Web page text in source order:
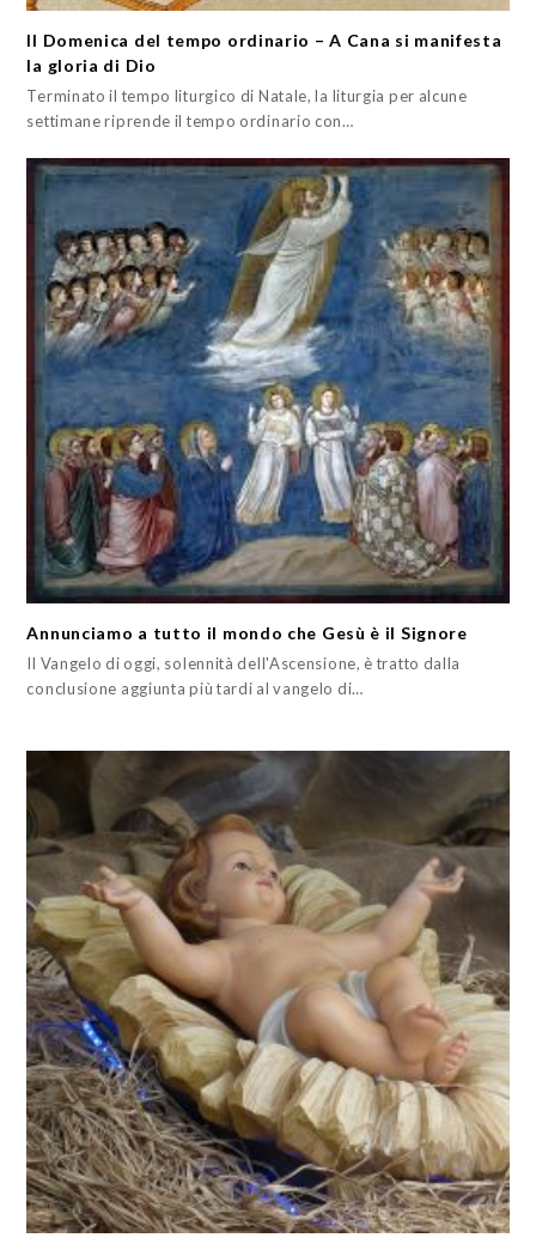
II Domenica del tempo ordinario – A Cana si manifesta
la gloria di Dio
Terminato il tempo liturgico di Natale, la liturgia per alcune
settimane riprende il tempo ordinario con…
Annunciamo a tutto il mondo che Gesù è il Signore
Il Vangelo di oggi, solennità dell'Ascensione, è tratto dalla
conclusione aggiunta più tardi al vangelo di…